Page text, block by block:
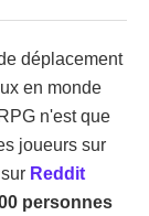
déplacement
en monde
n'est que
joueurs sur
Reddit
personnes